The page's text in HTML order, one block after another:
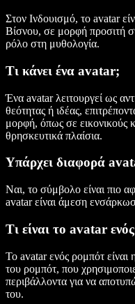
Στον Ινδουισμό, το avatar
Βίσνου, σε μορφή προσιτή
ρόλο στη μυθολογία.
Τι κάνει ένα avatar;
Ένα avatar λειτουργεί ως
θεότητας ή ιδέας,
μορφή, όπως σε εικονικούς
θρησκευτικά πλαίσια.
Υπάρχει διαφορά
Ναι, το σύμβολο είναι πιο
avatar είναι άμεση
Τι είναι το avatar
Το avatar ενός ρομπότ
του ρομπότ, που
περιβάλλοντα για να
του.